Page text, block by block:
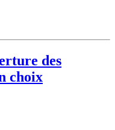
des
choix